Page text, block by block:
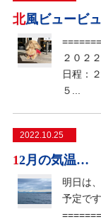
北風ビュービ
２０２
日程：
５...
2022.10.25
12月の気温…
明日は
予定です